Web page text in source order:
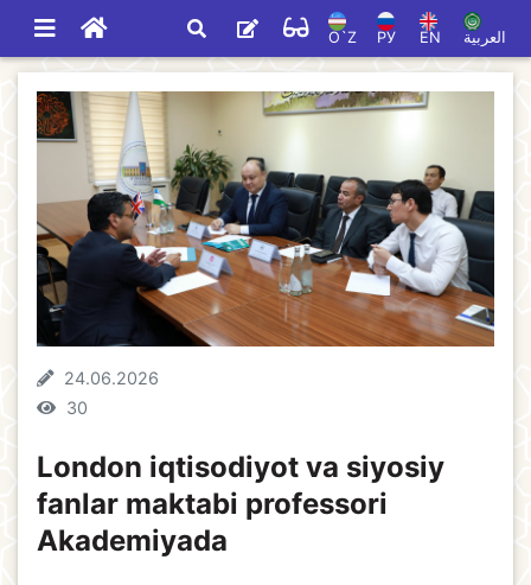
O`Z РУ EN العربية
24.06.2026
30
London iqtisodiyot va siyosiy
fanlar maktabi professori
Akademiyada